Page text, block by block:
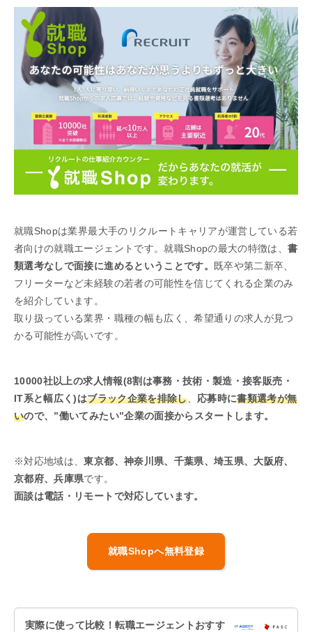
就職Shopは業界最大手のリクルートキャリアが運営している若
者向けの就職エージェントです。就職Shopの最大の特徴は、書
類選考なしで面接に進めるということです。
既卒や第二新卒、
フリーターなど未経験の若者の可能性を信じてくれる企業のみ
を紹介しています。
取り扱っている業界・職種の幅も広く、希望通りの求人が見つ
かる可能性が高いです。
10000社以上の求人情報(8割は事務・技術・製造・接客販売・
IT系と幅広く)はブラック企業を排除し、 応募時に書類選考が無
いので、”働いてみたい”企業の面接からスタートします。
※対応地域は、東京都、神奈川県、千葉県、埼玉県、大阪府、
京都府、兵庫県です。
面談は電話・リモートで対応しています。
就職Shopへ無料登録
実際に使って比較！転職エージェントおすす